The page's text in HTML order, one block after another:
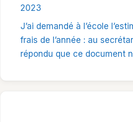
2023
J’ai demandé à l’école
frais de l’année : au
répondu que ce document